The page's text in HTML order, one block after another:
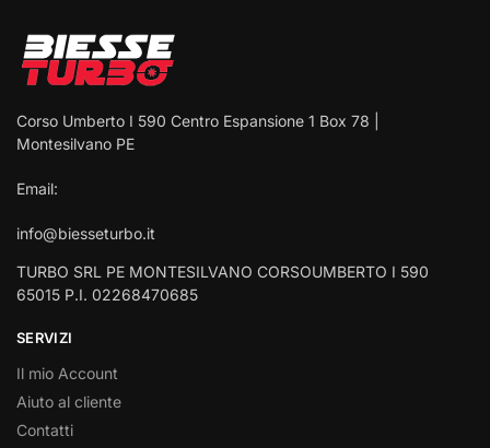
Corso Umberto I 590 Centro Espansione 1 Box 78 |
Montesilvano PE
Email:
info@biesseturbo.it
TURBO SRL PE MONTESILVANO CORSOUMBERTO I 590
65015 P.I. 02268470685
SERVIZI
Il mio Account
Aiuto al cliente
Contatti